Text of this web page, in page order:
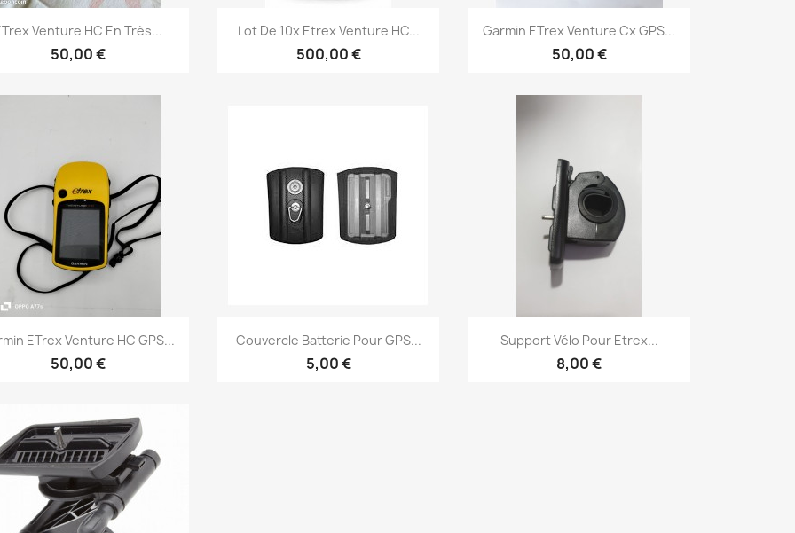
Aperçu rapide
Venture HC En Très...
50,00 €
Aperçu rapide
Lot De 10x Etrex Venture HC...
500,00 €
Aperçu rapide
Garmin ETrex Venture Cx GPS...
50,00 €
Aperçu rapide
ETrex Venture HC GPS...
50,00 €
Aperçu rapide
Couvercle Batterie Pour GPS...
5,00 €
Aperçu rapide
Support Vélo Pour Etrex...
8,00 €